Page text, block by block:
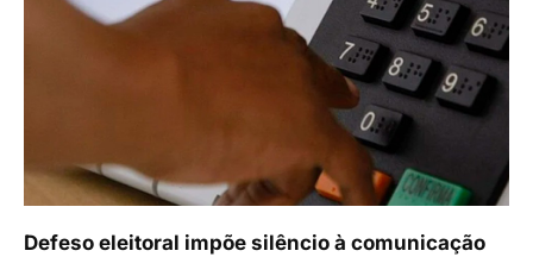
Defeso eleitoral impõe silêncio à comunicação